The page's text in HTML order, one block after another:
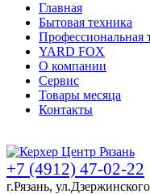
Главная
Бытовая техника
Профессиональная
YARD FOX
О компании
Сервис
Товары месяца
Контакты
+7 (4912) 47-02-22
г.Рязань,